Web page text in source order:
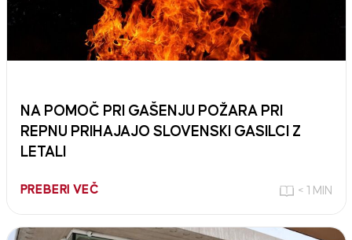
NA POMOČ PRI GAŠENJU POŽARA PRI
REPNU PRIHAJAJO SLOVENSKI GASILCI Z
LETALI
PREBERI VEČ < 1 MIN